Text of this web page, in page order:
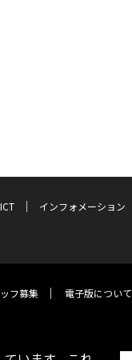
ICT
インフォメーション
フ募集 電子版について